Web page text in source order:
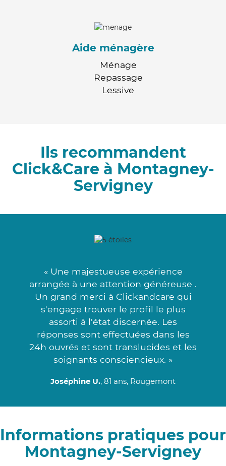
Aide ménagère
Ménage
Repassage
Lessive
Ils recommandent
Click&Care à Montagney-
Servigney
« Une majestueuse expérience
arrangée à une attention généreuse .
Un grand merci à Clickandcare qui
s'engage trouver le profil le plus
assorti à l'état discernée. Les
réponses sont effectuées dans les
24h ouvrés et sont translucides et les
soignants consciencieux. »
Joséphine U., 81 ans, Rougemont
Informations pratiques pour
Montagney-Servigney